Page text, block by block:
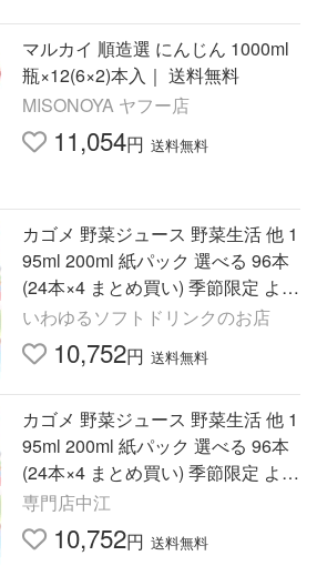
マルカイ 順造選 にんじん 1000ml
瓶×12(6×2)本入｜ 送料無料
MISONOYA ヤフー店
11,054円 送料無料
カゴメ 野菜ジュース 野菜生活 他 1
95ml 200ml 紙パック 選べる 96本
(24本×4 まとめ買い) 季節限定 より
どり にんじんプレミアム 巨峰
いわゆるソフトドリンクのお店
10,752円 送料無料
カゴメ 野菜ジュース 野菜生活 他 1
95ml 200ml 紙パック 選べる 96本
(24本×4 まとめ買い) 季節限定 より
どり にんじんプレミアム 巨峰
専門店中江
10,752円 送料無料